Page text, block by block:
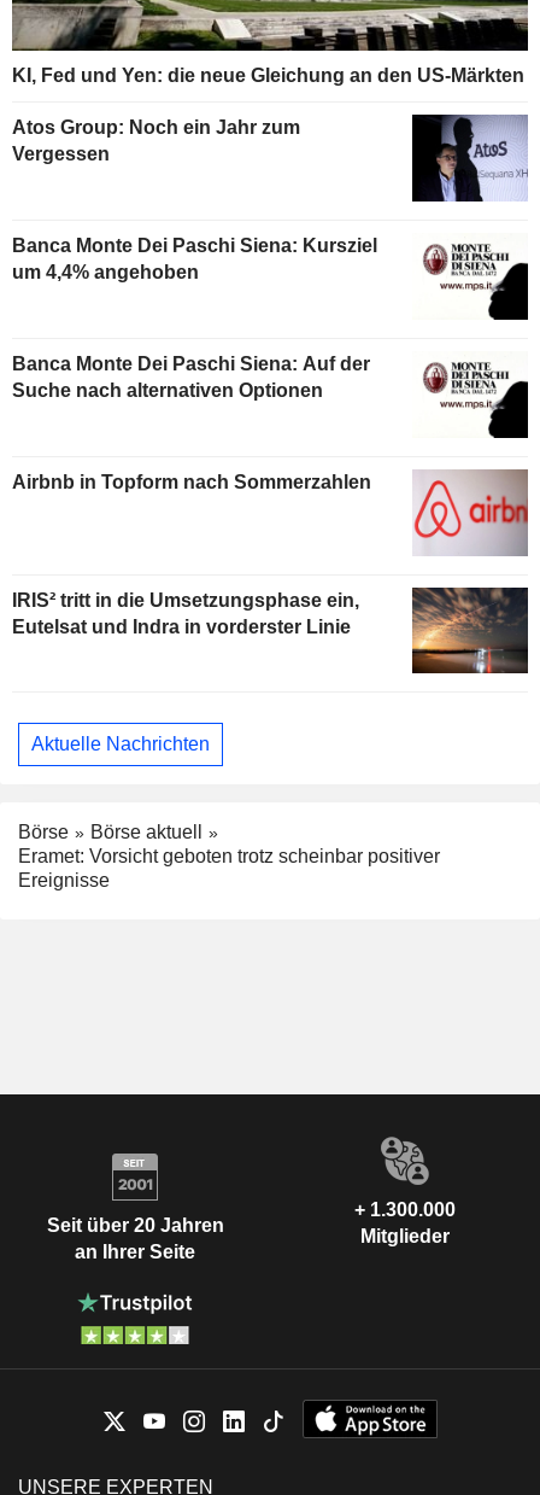
KI, Fed und Yen: die neue Gleichung an den US-Märkten
Atos Group: Noch ein Jahr zum
Vergessen
Banca Monte Dei Paschi Siena: Kursziel
um 4,4% angehoben
Banca Monte Dei Paschi Siena: Auf der
Suche nach alternativen Optionen
Airbnb in Topform nach Sommerzahlen
IRIS² tritt in die Umsetzungsphase ein,
Eutelsat und Indra in vorderster Linie
Aktuelle Nachrichten
Börse
Börse aktuell
Eramet: Vorsicht geboten trotz scheinbar positiver
Ereignisse
Seit über 20 Jahren
an Ihrer Seite
+ 1.300.000
Mitglieder
UNSERE EXPERTEN